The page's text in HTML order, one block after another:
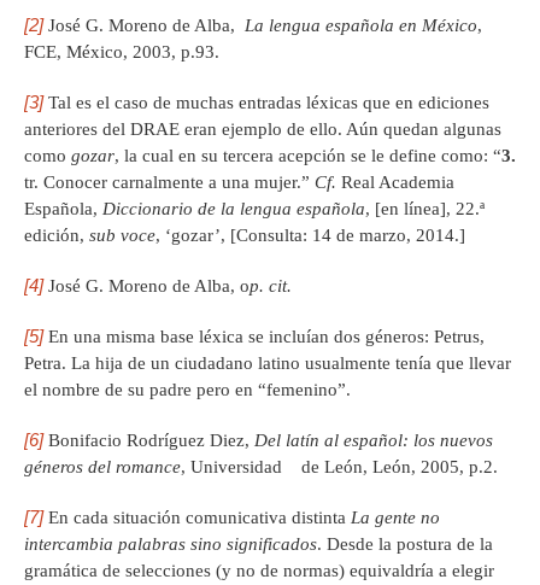
[2]José G. Moreno de Alba, La lengua española en México,
FCE, México, 2003, p.93.
[3]Tal es el caso de muchas entradas léxicas que en ediciones
anteriores del DRAE eran ejemplo de ello. Aún quedan algunas
como gozar, la cual en su tercera acepción se le define como: “3.
tr. Conocer carnalmente a una mujer.” Cf. Real Academia
Española, Diccionario de la lengua española, [en línea], 22.ª
edición, sub voce, ‘gozar’, [Consulta: 14 de marzo, 2014.]
[4]José G. Moreno de Alba, op. cit.
[5]En una misma base léxica se incluían dos géneros: Petrus,
Petra. La hija de un ciudadano latino usualmente tenía que llevar
el nombre de su padre pero en “femenino”.
[6]Bonifacio Rodríguez Diez, Del latín al español: los nuevos
géneros del romance, Universidad de León, León, 2005, p.2.
[7]En cada situación comunicativa distinta La gente no
intercambia palabras sino significados. Desde la postura de la
gramática de selecciones (y no de normas) equivaldría a elegir